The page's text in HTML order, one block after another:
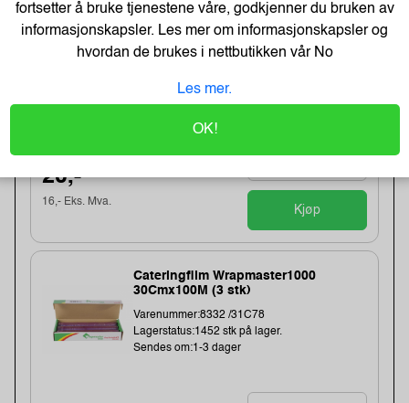
Earphones Saver 3.5 mm MiniJack,
Black (BULK)
Sendes om:2-3 dager
20,-
16,- Eks. Mva.
Kjøp
Cateringfilm Wrapmaster1000
30Cmx100M (3 stk)
Varenummer:8332 /31C78
Lagerstatus:1452 stk på lager.
Sendes om:1-3 dager
fortsetter å bruke tjenestene våre, godkjenner du bruken av
informasjonskapsler. Les mer om informasjonskapsler og
hvordan de brukes i nettbutikken vårNo
Les mer.
OK!